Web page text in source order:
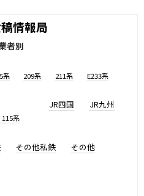
情報局
者別
系 209系 211系 E233系
115系
JR四国 JR九州
その他私鉄 その他